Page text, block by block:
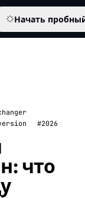
Начать
#2026
что